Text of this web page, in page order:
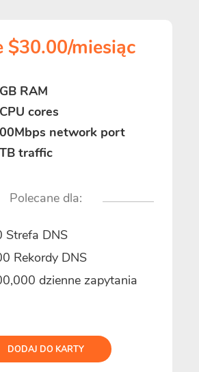
$30.00/miesiąc
RAM
cores
network port
traffic
Polecane dla:
Strefa DNS
Rekordy DNS
dzienne zapytania
DODAJ DO KARTY